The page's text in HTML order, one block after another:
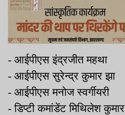
- आईपीएस इंद्रजीत महथा
- आईपीएस सुरेन्द्र कुमार झा
- आईपीएस मनोज स्वर्गीयरी
- डिप्टी कमांडेंट मिथिलेश कुमार